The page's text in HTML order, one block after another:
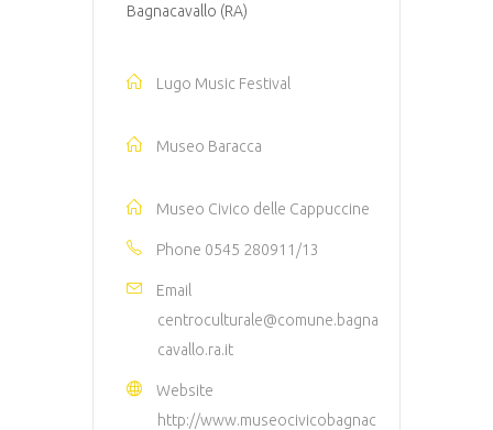
Bagnacavallo (RA)
Lugo Music Festival
Museo Baracca
Museo Civico delle Cappuccine
Phone 0545 280911/13
Email
centroculturale@comune.bagna
cavallo.ra.it
Website
http://www.museocivicobagnac